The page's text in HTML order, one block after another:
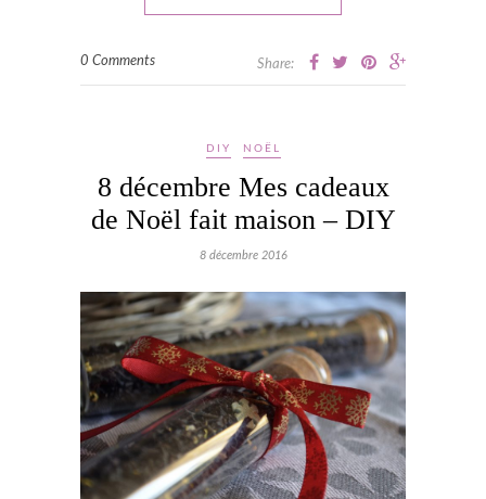
0 Comments Share:
DIY NOËL
8 décembre Mes cadeaux
de Noël fait maison – DIY
8 décembre 2016